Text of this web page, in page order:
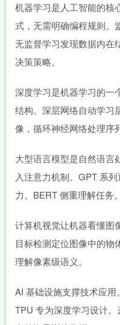
机器学习是人工智能的核
式，无需明确编程规则。
无监督学习发现数据内在
决策策略。
深度学习是机器学习的一
结构。深层网络自动学习
像，循环神经网络处理序列
大型语言模型是自然语言
入注意力机制。GPT 系
力。BERT 侧重理解任务
计算机视觉让机器看懂图
目标检测定位图像中的物
理解像素级语义。
AI 基础设施支撑技术应用
TPU 专为深度学习设计